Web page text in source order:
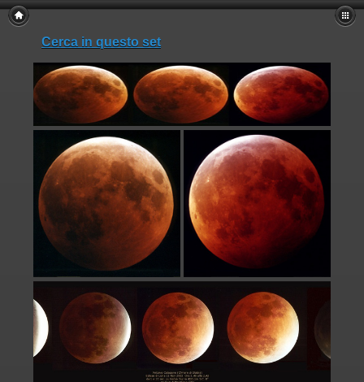
Cerca in questo set